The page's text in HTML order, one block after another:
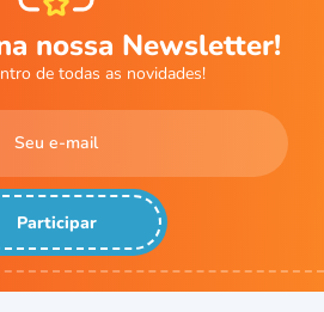
nossa Newsletter!
de todas as novidades!
Participar